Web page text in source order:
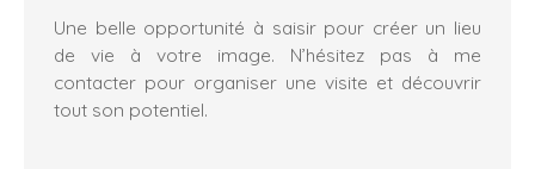
Une belle opportunité à saisir pour créer un lieu
de vie à votre image. N’hésitez pas à me
contacter pour organiser une visite et découvrir
tout son potentiel.